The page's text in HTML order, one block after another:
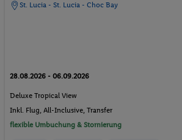
St. Lucia - St. Lucia - Choc Bay
28.08.2026 - 06.09.2026
Deluxe Tropical View
Inkl. Flug, All-Inclusive, Transfer
flexible Umbuchung & Stornierung